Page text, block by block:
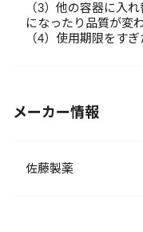
（3）他の容器に入
になったり品質が変
（4）使用期限をす
メーカー情報
佐藤製薬